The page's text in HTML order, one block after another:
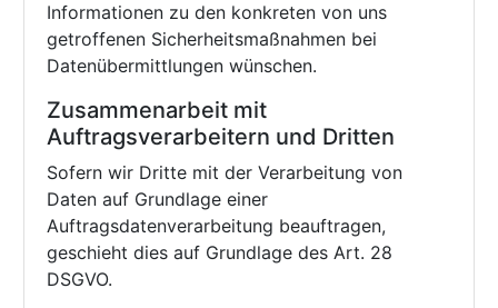
Informationen zu den konkreten von uns
getroffenen Sicherheitsmaßnahmen bei
Datenübermittlungen wünschen.
Zusammenarbeit mit
Auftragsverarbeitern und Dritten
Sofern wir Dritte mit der Verarbeitung von
Daten auf Grundlage einer
Auftragsdatenverarbeitung beauftragen,
geschieht dies auf Grundlage des Art. 28
DSGVO.